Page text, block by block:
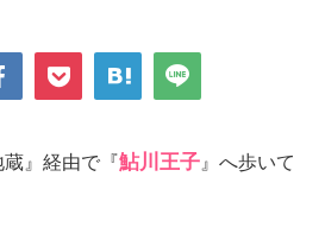
』経由で『鮎川王子』へ歩いて